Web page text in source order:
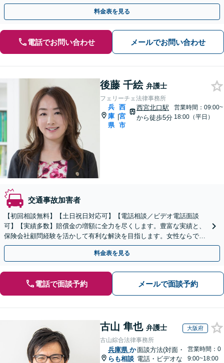
額と長年戦ってきた経験をもとに、粘り強く戦います。
料金表を見る
電話でお問い合わせ メールでお問い合わせ
後藤 千絵 弁護士
フェリーチェ法律事務所
兵
庫
県
|
西
宮
市
西宮北口駅
から徒歩5分
営業時間：09:00~
18:00（平日）
交通事故加害者
【初回相談無料】【土日祝日対応可】【電話相談／ビデオ電話面談
可】【実績多数】賠償金の増額に全力を尽くします。豊富な実績と、
保険会社顧問経験を活かして有利な解決を目指します。女性ならでは
の心配りであなたに寄り添います。
料金表を見る
電話で面談予約 メールで面談予約
古山 隼也 弁護士 大阪府
古山綜合法律事務所
兵庫県 か
らも相談
面談方法(対面・
電話・ビデオな
営業時間：0
9:00~18:00